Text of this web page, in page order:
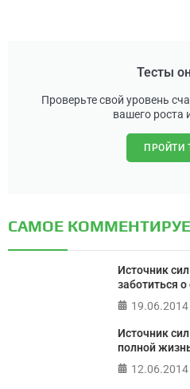
Тесты
Проверьте свой уровень
вашего роста
ПРОЙТИ
САМОЕ
Источник
заботиться о
19.06.2014
Источник
полной
12.06.2014